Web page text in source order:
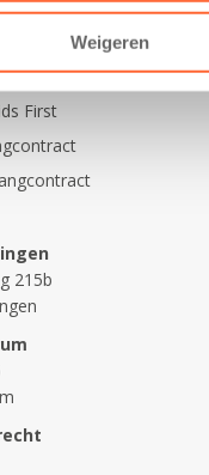
Weigeren
First
First
215b